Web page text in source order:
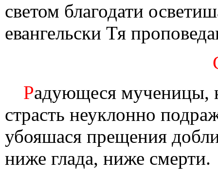
светом благодати
евангельски Тя
Радующеся мученицы,
страсть неуклонно
убояшася прещения
ниже глада, ниже смерти.